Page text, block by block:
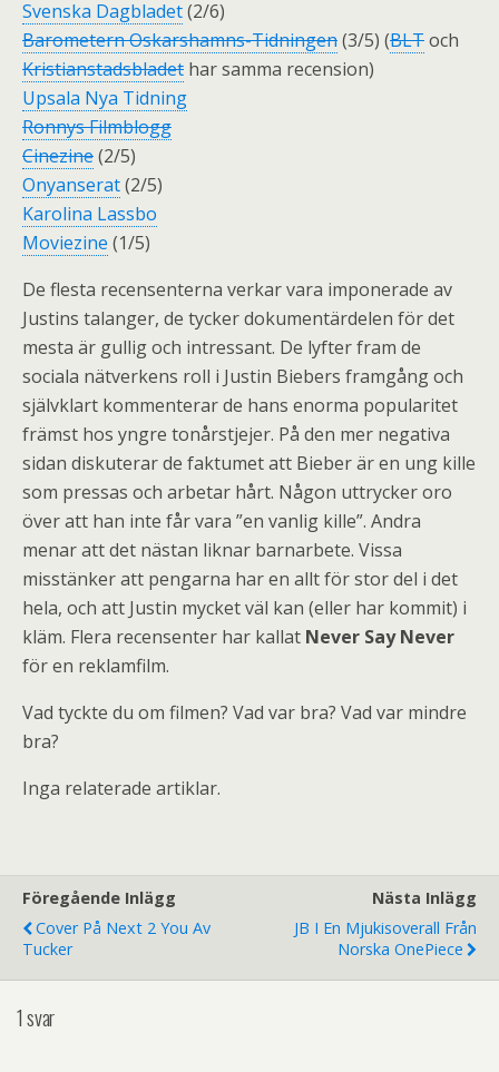
Svenska Dagbladet(2/6)
Barometern Oskarshamns-Tidningen(3/5) (BLToch
Kristianstadsbladet har samma recension)
Upsala Nya Tidning
Ronnys Filmblogg
Cinezine(2/5)
Onyanserat(2/5)
Karolina Lassbo
Moviezine (1/5)
De flesta recensenterna verkar vara imponerade av
Justins talanger, de tycker dokumentärdelen för det
mesta är gullig och intressant. De lyfter fram de
sociala nätverkens roll i Justin Biebers framgång och
självklart kommenterar de hans enorma popularitet
främst hos yngre tonårstjejer. På den mer negativa
sidan diskuterar de faktumet att Bieber är en ung kille
som pressas och arbetar hårt. Någon uttrycker oro
över att han inte får vara ”en vanlig kille”. Andra
menar att det nästan liknar barnarbete. Vissa
misstänker att pengarna har en allt för stor del i det
hela, och att Justin mycket väl kan (eller har kommit) i
kläm. Flera recensenter har kallat Never Say Never
för en reklamfilm.
Vad tyckte du om filmen? Vad var bra? Vad var mindre
bra?
Inga relaterade artiklar.
Föregående Inlägg
Cover På Next 2 You Av
Tucker
Nästa Inlägg
JB I En Mjukisoverall Från
Norska OnePiece
1 svar